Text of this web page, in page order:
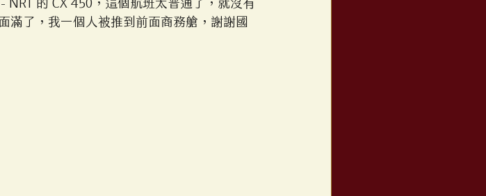
NRT 的 CX 450，這個航班太普通了，就沒有
滿了，我一個人被推到前面商務艙，謝謝國